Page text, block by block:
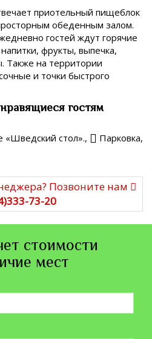
приотельный пищеблок
обеденным залом.
гостей ждут горячие
фрукты, выпечка,
Также на территории
и точки быстрого
гостям
«Шведский стол».,
Парковка,
Позвоните нам
73-20
стоимости
мест